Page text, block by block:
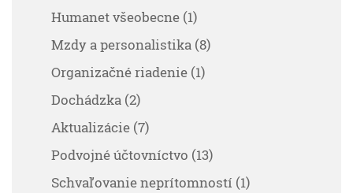
Humanet všeobecne (1)
Mzdy a personalistika (8)
Organizačné riadenie (1)
Dochádzka (2)
Aktualizácie (7)
Podvojné účtovníctvo (13)
Schvaľovanie neprítomností (1)